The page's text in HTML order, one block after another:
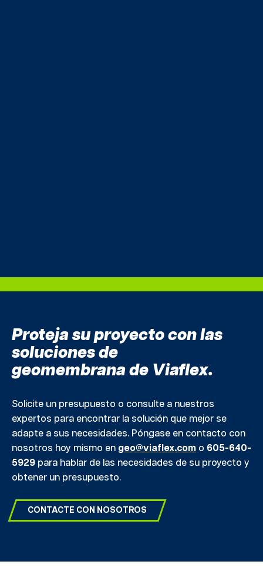
Proteja su proyecto con las
soluciones de
geomembrana de Viaflex.
Solicite un presupuesto o consulte a nuestros
expertos para encontrar la solución que mejor se
adapte a sus necesidades. Póngase en contacto con
nosotros hoy mismo en geo@viaflex.com o 605-640-
5929 para hablar de las necesidades de su proyecto y
obtener un presupuesto.
CONTACTE CON NOSOTROS